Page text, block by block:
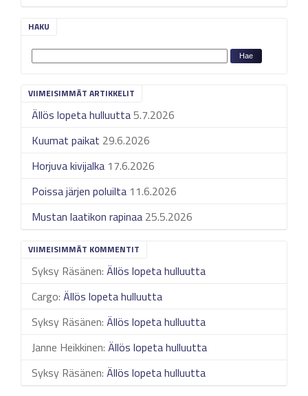
HAKU
VIIMEISIMMÄT ARTIKKELIT
Ällös lopeta hulluutta5.7.2026
Kuumat paikat 29.6.2026
Horjuva kivijalka 17.6.2026
Poissa järjen poluilta 11.6.2026
Mustan laatikon rapinaa 25.5.2026
VIIMEISIMMÄT KOMMENTIT
Syksy Räsänen: Ällös lopeta hulluutta
Cargo: Ällös lopeta hulluutta
Syksy Räsänen: Ällös lopeta hulluutta
Janne Heikkinen: Ällös lopeta hulluutta
Syksy Räsänen: Ällös lopeta hulluutta